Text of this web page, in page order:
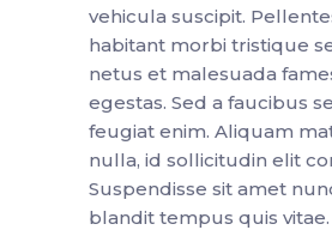
vehicula suscipit.
habitant morbi tristique
netus et malesuada
egestas. Sed a faucibus
feugiat enim. Aliquam
nulla, id sollicitudin elit
Suspendisse sit amet
blandit tempus quis vitae.